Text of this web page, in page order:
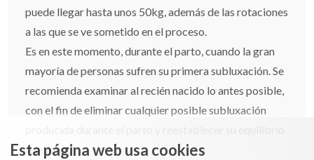
puede llegar hasta unos 50kg, además de las rotaciones
a las que se ve sometido en el proceso.
Es en este momento, durante el parto, cuando la gran
mayoría de personas sufren su primera subluxación. Se
recomienda examinar al recién nacido lo antes posible,
con el fin de eliminar cualquier posible subluxación
funcional.
Esta página web usa cookies